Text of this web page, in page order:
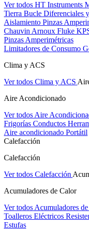
Ver todos HT Instruments
Tierra Bucle Diferenciales
Aislamiento Pinzas
Chauvin Arnoux Fluke
Pinzas Amperimétricas
Limitadores de Consumo
Clima y ACS
Ver todos Clima y ACS
Aire Acondicionado
Ver todos Aire
Frigorías Conductos
Aire acondicionado Portátil
Calefacción
Calefacción
Ver todos Calefacción
Acumuladores de Calor
Ver todos Acumuladores
Toalleros Eléctricos
Estufas